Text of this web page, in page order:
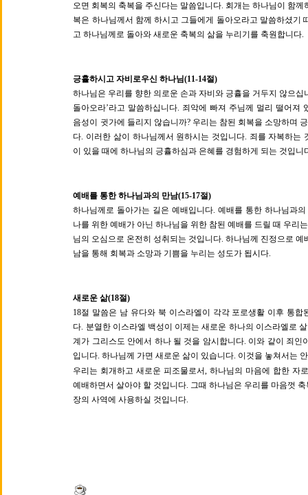
오면 회복의 축복을 주신다는 말씀입니다. 회개는 하나님이 함
복은 하나님께서 함께 하시고 그들에게 돌아오라고 말씀하셨기
고 하나님께로 돌아와 새로운 축복의 삶을 누리기를 축원합니다.
긍휼하시고 자비로우신 하나님(11-14절)
하나님은 우리를 향한 의로운 손과 자비와 긍휼을 거두지 않으
돌아오라’라고 말씀하십니다. 죄악에 빠져 주님께 멀리 떨어져
음성이 귓가에 들리지 않습니까? 우리는 참된 회복을 소망하며
다. 이러한 삶이 하나님께서 원하시는 것입니다. 죄를 자복하는
이 있을 때에 하나님의 긍휼하심과 은혜를 경험하게 되는 것입니
예배를 통한 하나님과의 만남(15-17절)
하나님께로 돌아가는 길은 예배입니다. 예배를 통한 하나님과
나를 위한 예배가 아닌 하나님을 위한 참된 예배를 드릴 때 우리
님의 오심으로 온전히 성취되는 것입니다. 하나님께 진정으로
남을 통해 회복과 소망과 기쁨을 누리는 성도가 됩시다.
새로운 삶(18절)
18절 말씀은 남 유다와 북 이스라엘이 각각 포로생활 이후 통
다. 분열한 이스라엘 백성이 이제는 새로운 하나의 이스라엘로
계가 그리스도 안에서 하나 될 것을 암시합니다. 이와 같이 죄
입니다. 하나님께 가면 새로운 삶이 있습니다. 이것을 놓쳐서는
우리는 회개하고 새로운 피조물로서, 하나님의 마음에 합한 자
예배하면서 살아야 할 것입니다. 그때 하나님은 우리를 마음껏
장의 사역에 사용하실 것입니다.